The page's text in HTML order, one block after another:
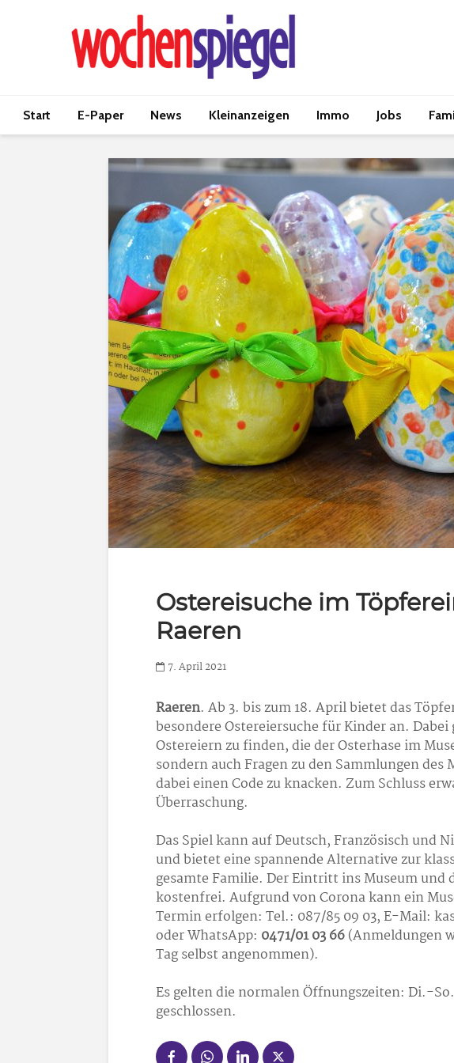
Start E-Paper News Kleinanzeigen Immo Jobs
Ostereisuche im
Raeren
7. April 2021
Raeren. Ab 3. bis zum 18. April bietet das
besondere Ostereiersuche für Kinder an.
Ostereiern zu finden, die der Osterhase im
sondern auch Fragen zu den Sammlungen
dabei einen Code zu knacken. Zum Schluss
Überraschung.
Das Spiel kann auf Deutsch, Französisch und
und bietet eine spannende Alternative zur
gesamte Familie. Der Eintritt ins Museum und
kostenfrei. Aufgrund von Corona kann ein
Termin erfolgen: Tel.: 087/85 09 03, E-Mail:
oder WhatsApp: 0471/01 03 66(Anmeldungen
Tag selbst angenommen).
Es gelten die normalen Öffnungszeiten: Di.-
geschlossen.